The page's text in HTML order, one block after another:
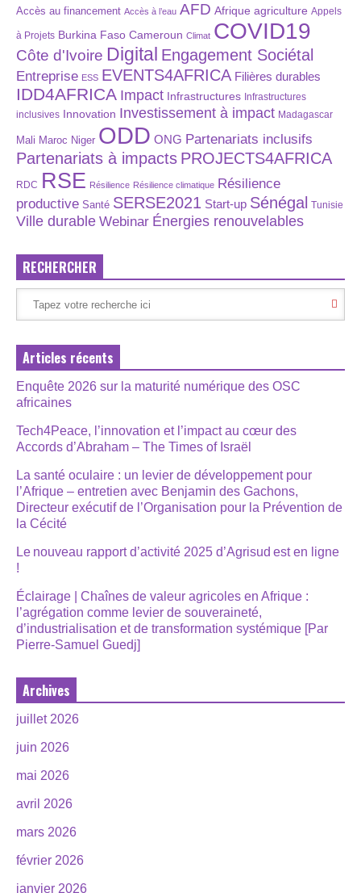
Accès au financement Accès à l’eau AFD Afrique agriculture Appels
à Projets Burkina Faso Cameroun Climat COVID19
Côte d'Ivoire Digital Engagement Sociétal
Entreprise ESS EVENTS4AFRICA Filières durables
IDD4AFRICA Impact Infrastructures Infrastructures
inclusives Innovation Investissement à impact Madagascar
Mali Maroc Niger ODD ONG Partenariats inclusifs
Partenariats à impacts PROJECTS4AFRICA
RDC RSE Résilience Résilience climatique Résilience
productive Santé SERSE2021 Start-up Sénégal Tunisie
Ville durable Webinar Énergies renouvelables
RECHERCHER
Articles récents
Enquête 2026 sur la maturité numérique des OSC
africaines
Tech4Peace, l’innovation et l’impact au cœur des
Accords d’Abraham – The Times of Israël
La santé oculaire : un levier de développement pour
l’Afrique – entretien avec Benjamin des Gachons,
Directeur exécutif de l’Organisation pour la Prévention de
la Cécité
Le nouveau rapport d’activité 2025 d’Agrisud est en ligne
!
Éclairage | Chaînes de valeur agricoles en Afrique :
l’agrégation comme levier de souveraineté,
d’industrialisation et de transformation systémique [Par
Pierre-Samuel Guedj]
Archives
juillet 2026
juin 2026
mai 2026
avril 2026
mars 2026
février 2026
janvier 2026